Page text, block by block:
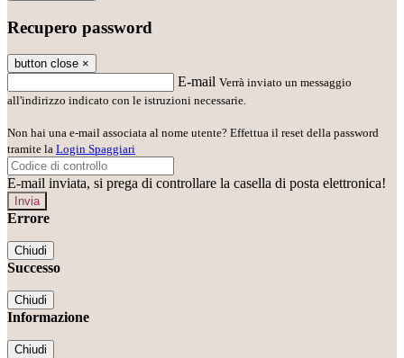
Recupero password
button close ×
E-mail Verrà inviato un messaggio
all'indirizzo indicato con le istruzioni necessarie.
Non hai una e-mail associata al nome utente? Effettua il reset della password
tramite la Login Spaggiari
E-mail inviata, si prega di controllare la casella di posta elettronica!
Errore
Chiudi
Successo
Chiudi
Informazione
Chiudi